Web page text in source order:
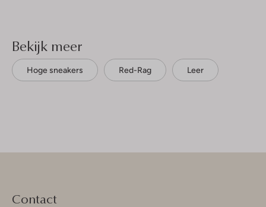
Bekijk meer
Hoge sneakers Red-Rag Leer
Contact